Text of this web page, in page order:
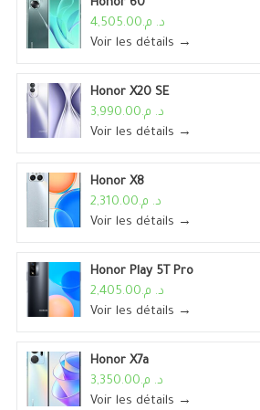
Honor 60
د. م.4,505.00
Voir les détails →
Honor X20 SE
د. م.3,990.00
Voir les détails →
Honor X8
د. م.2,310.00
Voir les détails →
Honor Play 5T Pro
د. م.2,405.00
Voir les détails →
Honor X7a
د. م.3,350.00
Voir les détails →